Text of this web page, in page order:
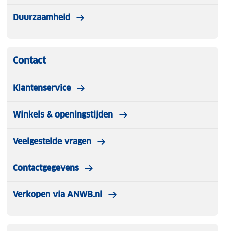
Duurzaamheid
Contact
Klantenservice
Winkels & openingstijden
Veelgestelde vragen
Contactgegevens
Verkopen via ANWB.nl